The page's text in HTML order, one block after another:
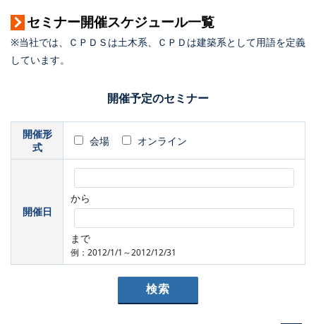
セミナー開催スケジュール一覧
※当社では、ＣＰＤＳは土木系、ＣＰＤは建築系として用語を定義
しています。
開催予定のセミナー
開催形
式
会場 オンライン
開催日
から
まで
例：2012/1/1～2012/12/31